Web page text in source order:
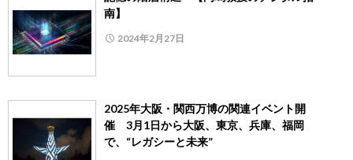
南】
2024年2月27日
2025年大阪・関西万博の関連イベント開
催 3月1日から大阪、東京、兵庫、福岡
で、“レガシーと未来”